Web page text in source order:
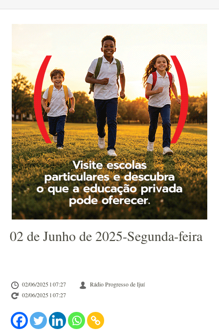
02 de Junho de 2025-Segunda-feira
02/06/2025 l 07:27
Rádio Progresso de Ijuí
02/06/2025 l 07:27